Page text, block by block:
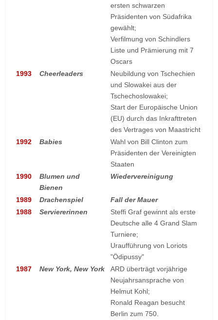
ersten schwarzen
Präsidenten von Südafrika
gewählt;
Verfilmung von Schindlers
Liste und Prämierung mit 7
Oscars
1993
Cheerleaders
Neubildung von Tschechien
und Slowakei aus der
Tschechoslowakei;
Start der Europäische Union
(EU) durch das Inkrafttreten
des Vertrages von Maastricht
1992
Babies
Wahl von Bill Clinton zum
Präsidenten der Vereinigten
Staaten
1990
Blumen und
Bienen
Wiedervereinigung
1989 Drachenspiel
Fall der Mauer
1988
Serviererinnen
Steffi Graf gewinnt als erste
Deutsche alle 4 Grand Slam
Turniere;
Uraufführung von Loriots
"Ödipussy"
1987
New York, New York
ARD überträgt vorjährige
Neujahrsansprache von
Helmut Kohl;
Ronald Reagan besucht
Berlin zum 750.